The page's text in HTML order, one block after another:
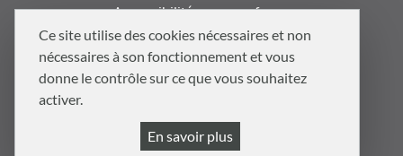
Ce site utilise des cookies nécessaires et non
nécessaires à son fonctionnement et vous
donne le contrôle sur ce que vous souhaitez
activer.
En savoir plus
Accessibilité : non conforme
Les autres sites de la Métropole
Offres d'emploi
Logo
Politique de gestion des cookies et traceurs
Gestion cookies et services